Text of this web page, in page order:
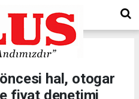
hal, otogar
fiyat denetimi